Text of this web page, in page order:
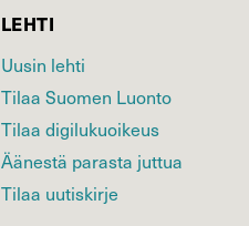
LEHTI
Uusin lehti
Tilaa Suomen Luonto
Tilaa digilukuoikeus
Äänestä parasta juttua
Tilaa uutiskirje